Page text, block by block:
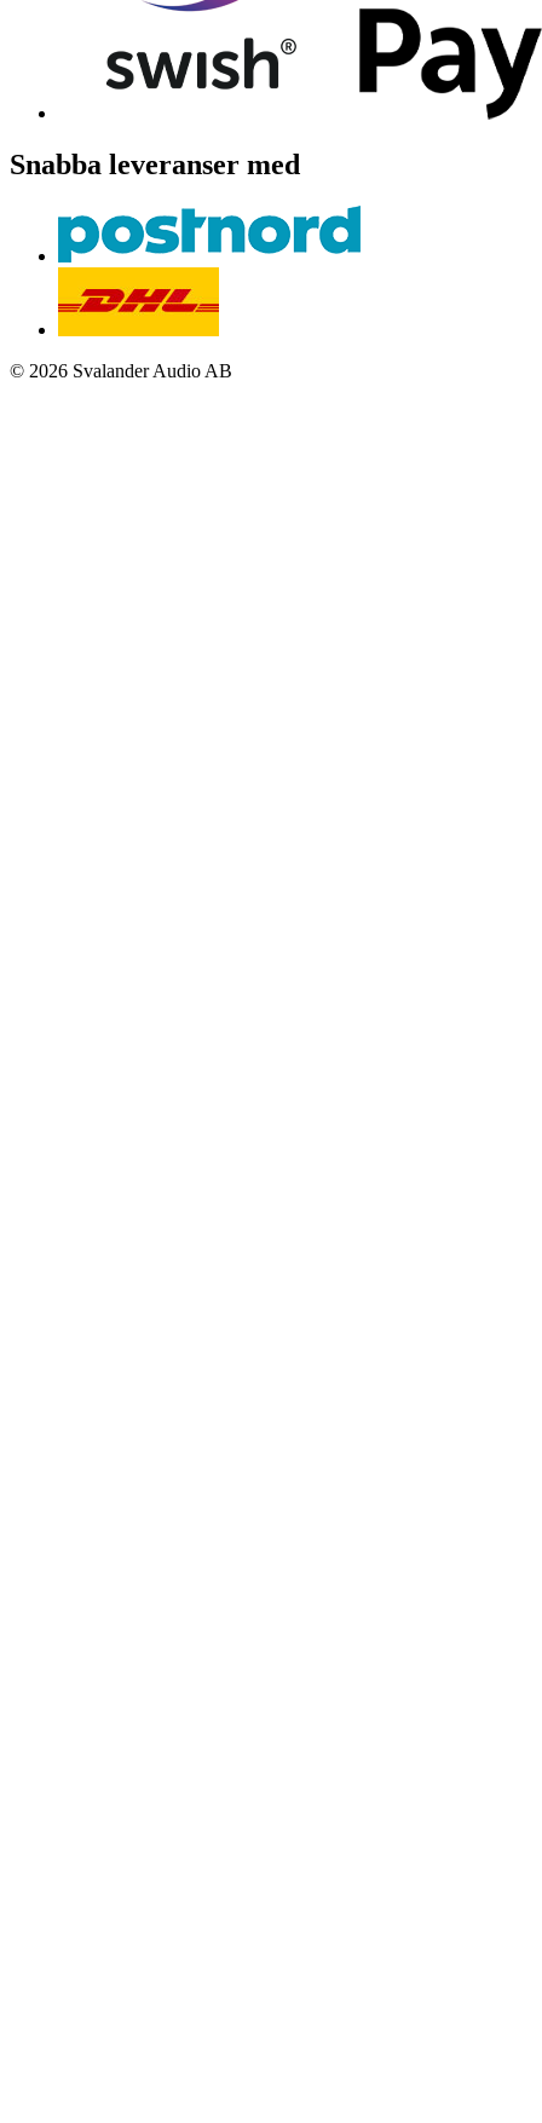
Snabba leveranser med
© 2026 Svalander Audio AB